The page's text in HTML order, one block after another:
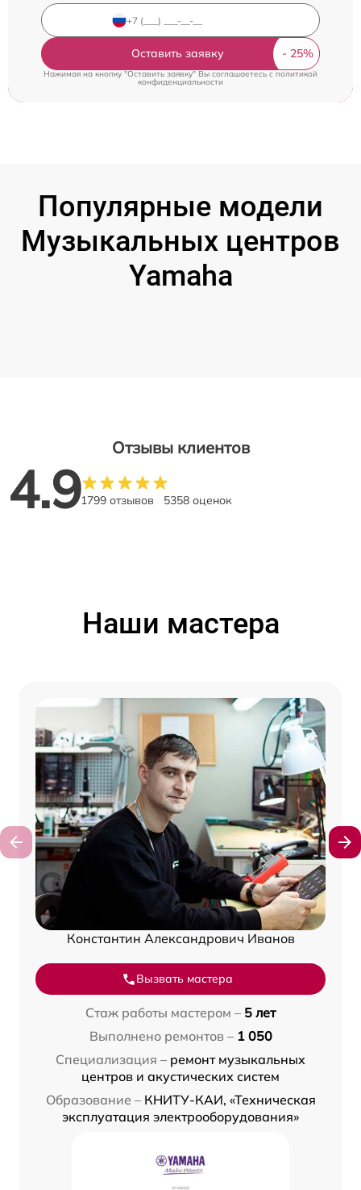
Оставить заявку
Нажимая на кнопку "Оставить заявку" Вы соглашаетесь cполитикой
конфиденциальности
Популярные модели
Музыкальных центров
Yamaha
Отзывы клиентов
4.91799 отзывов 5358 оценок
Наши мастера
Константин Александрович Иванов
Вызвать мастера
Стаж работы мастером – 5 лет
Выполнено ремонтов – 1 050
Специализация – ремонт музыкальных
центров и акустических систем
Образование – КНИТУ-КАИ, «Техническая
эксплуатация электрооборудования»